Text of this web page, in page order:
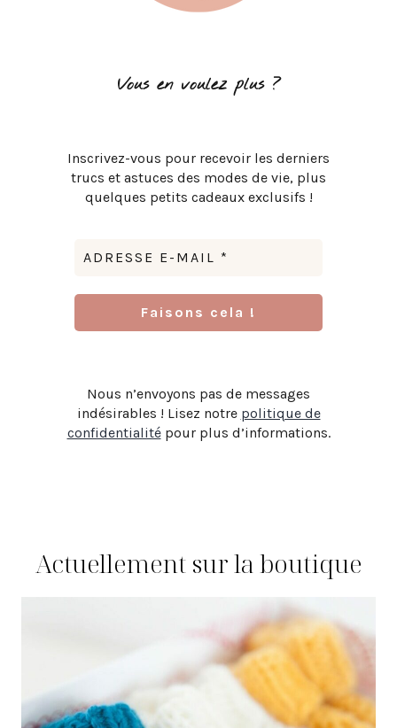
Vous en voulez plus ?
Inscrivez-vous pour recevoir les derniers
trucs et astuces des modes de vie, plus
quelques petits cadeaux exclusifs !
Nous n’envoyons pas de messages
indésirables ! Lisez notre politique de
confidentialitépour plus d’informations.
Actuellement sur la boutique